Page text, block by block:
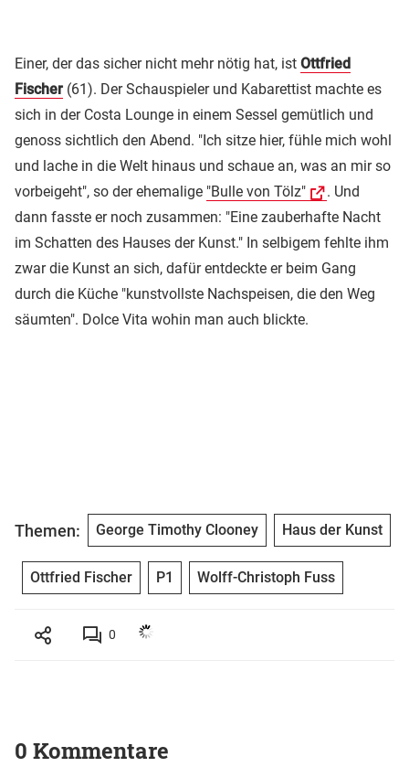
Einer, der das sicher nicht mehr nötig hat, ist Ottfried
Fischer (61). Der Schauspieler und Kabarettist machte es
sich in der Costa Lounge in einem Sessel gemütlich und
genoss sichtlich den Abend. "Ich sitze hier, fühle mich wohl
und lache in die Welt hinaus und schaue an, was an mir so
vorbeigeht", so der ehemalige "Bulle von Tölz"
. Und
dann fasste er noch zusammen: "Eine zauberhafte Nacht
im Schatten des Hauses der Kunst." In selbigem fehlte ihm
zwar die Kunst an sich, dafür entdeckte er beim Gang
durch die Küche "kunstvollste Nachspeisen, die den Weg
säumten". Dolce Vita wohin man auch blickte.
Themen: George Timothy Clooney Haus der Kunst
Ottfried Fischer P1 Wolff-Christoph Fuss
0
0 Kommentare